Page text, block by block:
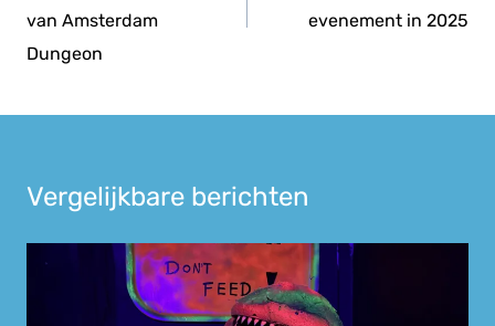
van Amsterdam
Dungeon
evenement in 2025
Vergelijkbare berichten